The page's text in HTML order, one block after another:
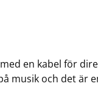
en kabel för
musik och det är